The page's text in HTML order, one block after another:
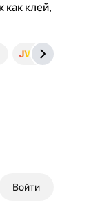
клей,
www.jv.ru
Войти